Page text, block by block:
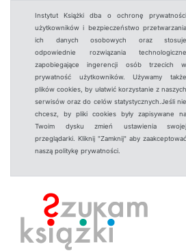
Instytut Książki dba o ochronę prywatności
użytkowników i bezpieczeństwo przetwarzania
ich danych osobowych oraz stosuje
odpowiednie rozwiązania technologiczne
zapobiegające ingerencji osób trzecich w
prywatność użytkowników. Używamy także
plików cookies, by ułatwić korzystanie z naszych
serwisów oraz do celów statystycznych.Jeśli nie
chcesz, by pliki cookies były zapisywane na
Twoim dysku zmień ustawienia swojej
przeglądarki. Kliknij "Zamknij" aby zaakceptować
naszą politykę prywatności.